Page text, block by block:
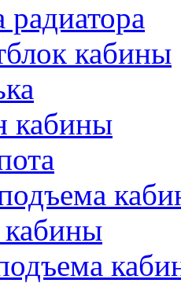
радиатора
кабины
кабины